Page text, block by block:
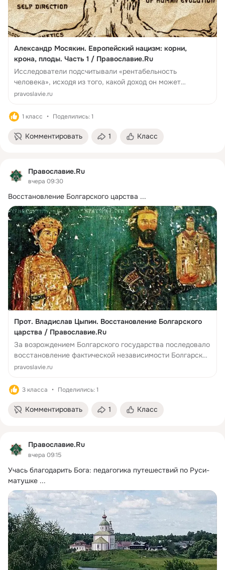
Александр Мосякин. Европейский нацизм: корни,
крона, плоды. Часть 1 / Православие.Ru
Исследователи подсчитывали «рентабельность
человека», исходя из того, какой доход он может
принести. Если баланс был отрицательным, то такой
pravoslavie.ru
1 класс Поделились: 1
Комментировать 1 Класс
Православие.Ru
вчера 09:30
Восстановление Болгарского царства ...
Прот. Владислав Цыпин. Восстановление Болгарского
царства / Православие.Ru
За возрождением Болгарского государства последовало
восстановление фактической независимости Болгарской
церкви в его границах, с кафедрой Предстоятеля в новой
pravoslavie.ru
3 класса Поделились: 1
Комментировать 1 Класс
Православие.Ru
вчера 09:15
Учась благодарить Бога: педагогика путешествий по Руси-
матушке ...